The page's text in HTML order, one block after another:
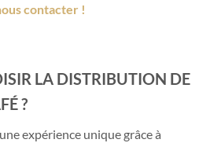
contacter !
LA DISTRIBUTION DE
?
expérience unique grâce à